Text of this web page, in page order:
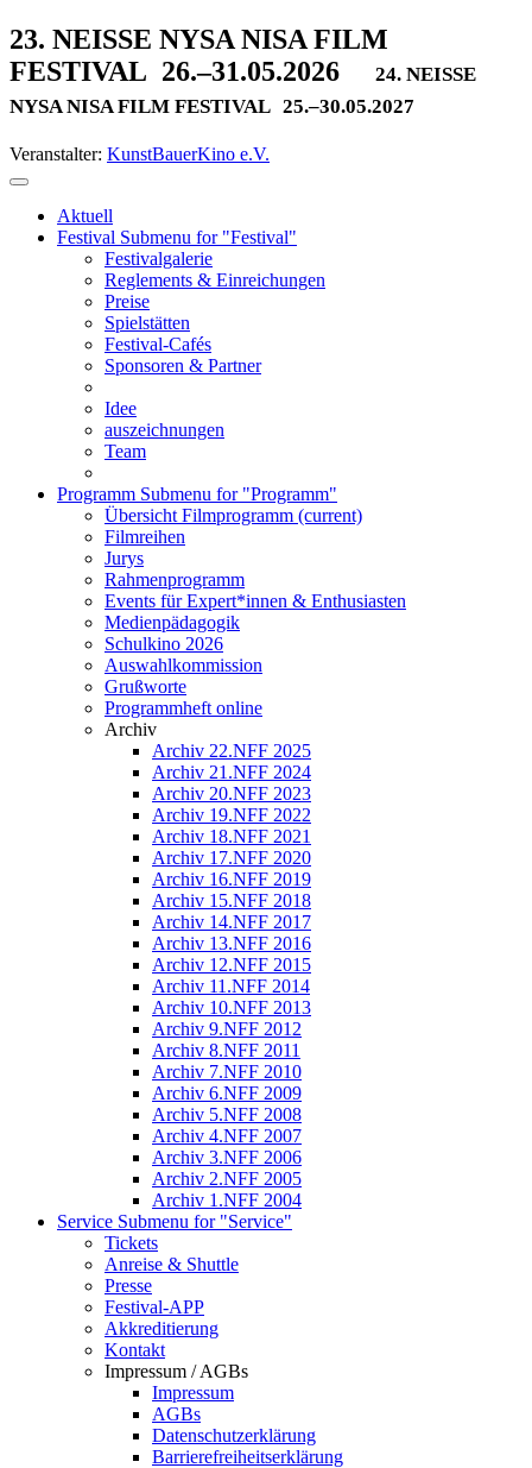
23. NEISSE NYSA NISA FILM
FESTIVAL 26.–31.05.2026
24. NEISSE
NYSA NISA FILM FESTIVAL 25.–30.05.2027
Veranstalter: KunstBauerKino e.V.
Aktuell
Festival Submenu for "Festival"
Festivalgalerie
Reglements & Einreichungen
Preise
Spielstätten
Festival-Cafés
Sponsoren & Partner
Idee
auszeichnungen
Team
Programm Submenu for "Programm"
Übersicht Filmprogramm (current)
Filmreihen
Jurys
Rahmenprogramm
Events für Expert*innen & Enthusiasten
Medienpädagogik
Schulkino 2026
Auswahlkommission
Grußworte
Programmheft online
Archiv
Archiv 22.NFF 2025
Archiv 21.NFF 2024
Archiv 20.NFF 2023
Archiv 19.NFF 2022
Archiv 18.NFF 2021
Archiv 17.NFF 2020
Archiv 16.NFF 2019
Archiv 15.NFF 2018
Archiv 14.NFF 2017
Archiv 13.NFF 2016
Archiv 12.NFF 2015
Archiv 11.NFF 2014
Archiv 10.NFF 2013
Archiv 9.NFF 2012
Archiv 8.NFF 2011
Archiv 7.NFF 2010
Archiv 6.NFF 2009
Archiv 5.NFF 2008
Archiv 4.NFF 2007
Archiv 3.NFF 2006
Archiv 2.NFF 2005
Archiv 1.NFF 2004
Service Submenu for "Service"
Tickets
Anreise & Shuttle
Presse
Festival-APP
Akkreditierung
Kontakt
Impressum / AGBs
Impressum
AGBs
Datenschutzerklärung
Barrierefreiheitserklärung